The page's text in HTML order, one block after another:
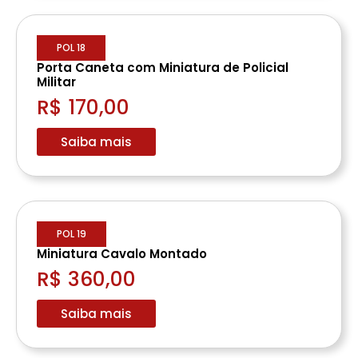
POL 18
Porta Caneta com Miniatura de Policial
Militar
R$ 170,00
Saiba mais
POL 19
Miniatura Cavalo Montado
R$ 360,00
Saiba mais